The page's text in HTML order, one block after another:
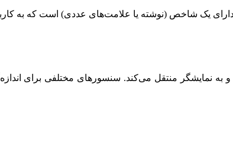
یک شاخص (نوشته یا علامت‌های عددی) است که به
به نمایشگر منتقل می‌کند. سنسورهای مختلفی برای